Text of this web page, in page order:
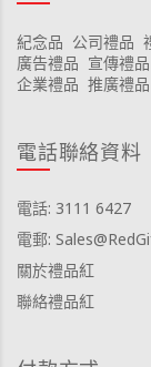
紀念品 公司禮品
廣告禮品 宣傳禮品
企業禮品 推廣禮品
電話聯絡資料
電話: 3111 6427
電郵:
關於禮品紅
聯絡禮品紅